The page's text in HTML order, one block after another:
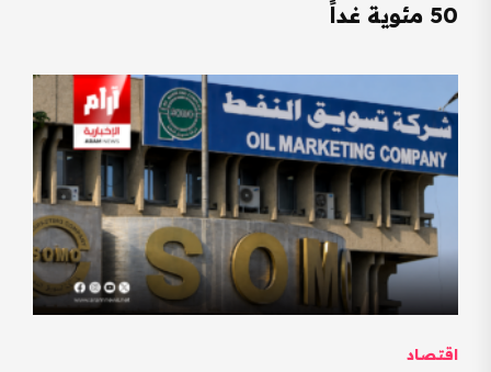
50 مئوية غداً
اقتصاد